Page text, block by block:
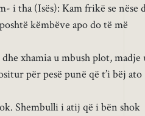
i tha (Isës): Kam frikë se nëse
këmbëve apo do të më
xhamia u mbush plot, madje
për pesë punë që t’i bëj ato
Shembulli i atij që i bën shok